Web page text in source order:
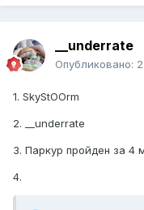
__underrate
Опубликовано:
1. SkyStOOrm
2. __underrate
3. Паркур пройден за 4
4.